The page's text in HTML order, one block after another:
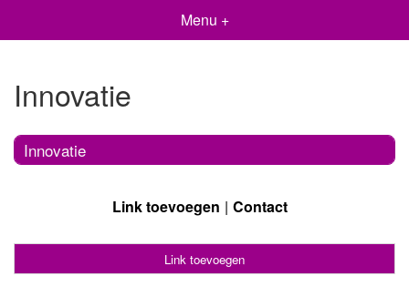
Menu +
Innovatie
Innovatie
Link toevoegen Contact
Link toevoegen